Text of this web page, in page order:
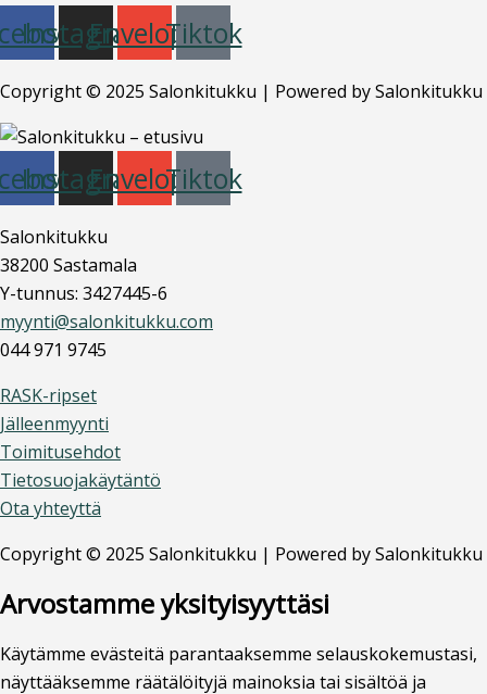
Instagram
EnvelopeTiktok
Copyright © 2025 Salonkitukku | Powered by Salonkitukku
Instagram
EnvelopeTiktok
Salonkitukku
38200 Sastamala
Y-tunnus: 3427445-6
myynti@salonkitukku.com
044 971 9745
RASK-ripset
Jälleenmyynti
Toimitusehdot
Tietosuojakäytäntö
Ota yhteyttä
Copyright © 2025 Salonkitukku | Powered by Salonkitukku
Arvostamme yksityisyyttäsi
Käytämme evästeitä parantaaksemme selauskokemustasi,
näyttääksemme räätälöityjä mainoksia tai sisältöä ja